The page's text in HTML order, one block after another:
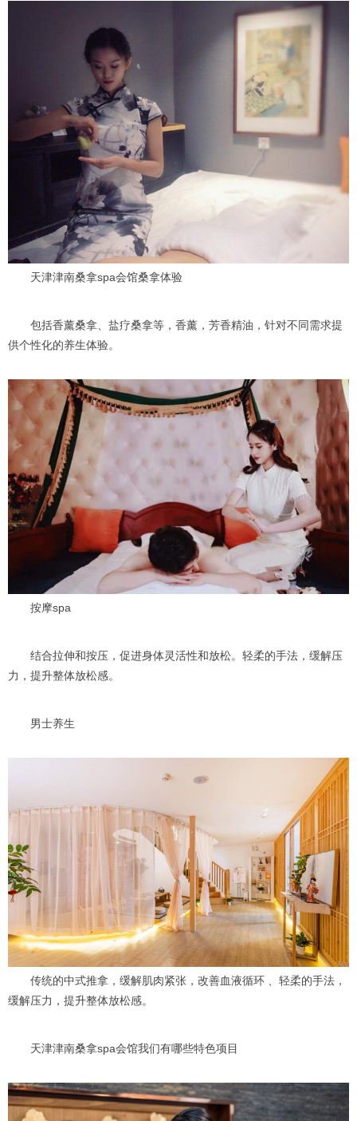
天津津南桑拿spa会馆桑拿体验
包括香薰桑拿、盐疗桑拿等，香薰，芳香精油，针对不同需求提
供个性化的养生体验。
按摩spa
结合拉伸和按压，促进身体灵活性和放松。轻柔的手法，缓解压
力，提升整体放松感。
男士养生
传统的中式推拿，缓解肌肉紧张，改善血液循环 、轻柔的手法，
缓解压力，提升整体放松感。
天津津南桑拿spa会馆我们有哪些特色项目